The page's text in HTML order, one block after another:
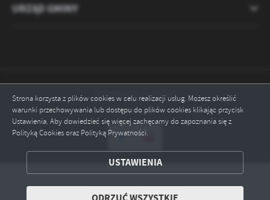
Strona korzysta z plików cookies w celu realizacji usług. Możesz określić
warunki przechowywania lub dostępu do plików cookies klikając przycisk
Ustawienia. Aby dowiedzieć się więcej zachęcamy do zapoznania się z
Polityką Cookies oraz Polityką Prywatności.
USTAWIENIA
ZAPISZ WYBRANE
ODRZUĆ WSZYSTKIE
URZĄD GMINY
Odwiedzin: 2121395
Online: 3
Copyright by ryczywol.pl